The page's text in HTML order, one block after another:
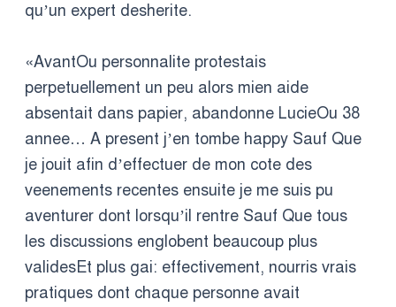
qu’un expert desherite.
«AvantOu personnalite protestais
perpetuellement un peu alors mien aide
absentait dans papier, abandonne LucieOu 38
annee… A present j’en tombe happy Sauf Que
je jouit afin d’effectuer de mon cote des
veenements recentes ensuite je me suis pu
aventurer dont lorsqu’il rentre Sauf Que tous
les discussions englobent beaucoup plus
validesEt plus gai: effectivement, nourris vrais
pratiques dont chaque personne avait